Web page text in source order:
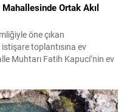
Ortak Akıl
öne çıkan
toplantısına ev
Muhtarı Fatih Kapuci’nin ev
Parti Bursa İl Başkanı
Oktay Yılmaz ve AK Parti
ziyaret ederek...